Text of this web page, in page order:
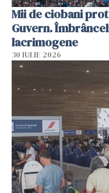
Mii de ciobani
Guvern.
lacrimogene
30 IULIE 2026